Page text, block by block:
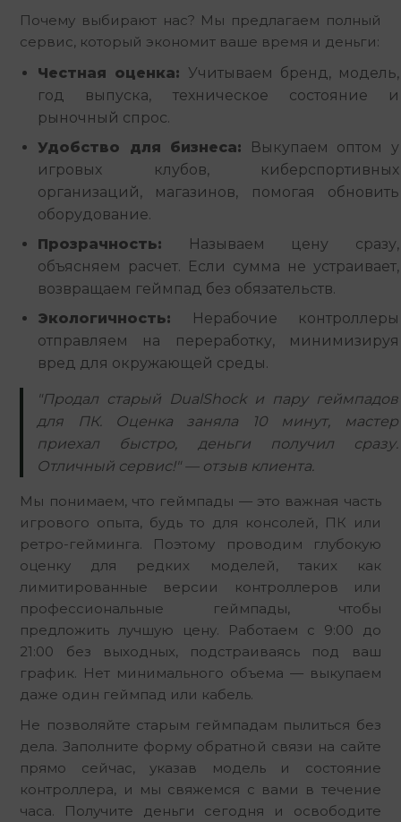
Почему выбирают нас? Мы предлагаем полный
сервис, который экономит ваше время и деньги:
Честная оценка: Учитываем бренд, модель,
год выпуска, техническое состояние и
рыночный спрос.
Удобство для бизнеса: Выкупаем оптом у
игровых клубов, киберспортивных
организаций, магазинов, помогая обновить
оборудование.
Прозрачность: Называем цену сразу,
объясняем расчет. Если сумма не устраивает,
возвращаем геймпад без обязательств.
Экологичность: Нерабочие контроллеры
отправляем на переработку, минимизируя
вред для окружающей среды.
"Продал старый DualShock и пару геймпадов
для ПК. Оценка заняла 10 минут, мастер
приехал быстро, деньги получил сразу.
Отличный сервис!" — отзыв клиента.
Мы понимаем, что геймпады — это важная часть
игрового опыта, будь то для консолей, ПК или
ретро-гейминга. Поэтому проводим глубокую
оценку для редких моделей, таких как
лимитированные версии контроллеров или
профессиональные геймпады, чтобы
предложить лучшую цену. Работаем с 9:00 до
21:00 без выходных, подстраиваясь под ваш
график. Нет минимального объема — выкупаем
даже один геймпад или кабель.
Не позволяйте старым геймпадам пылиться без
дела. Заполните форму обратной связи на сайте
прямо сейчас, указав модель и состояние
контроллера, и мы свяжемся с вами в течение
часа. Получите деньги сегодня и освободите